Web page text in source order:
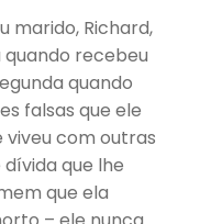
marido, Richard,
quando recebeu
quando
falsas que ele
viveu com outras
que lhe
que ela